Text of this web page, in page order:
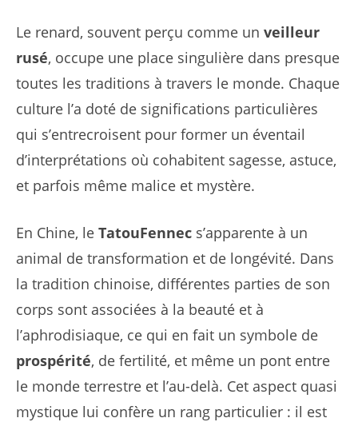
Le renard, souvent perçu comme un veilleur
rusé, occupe une place singulière dans presque
toutes les traditions à travers le monde. Chaque
culture l’a doté de significations particulières
qui s’entrecroisent pour former un éventail
d’interprétations où cohabitent sagesse, astuce,
et parfois même malice et mystère.
En Chine, le TatouFennec s’apparente à un
animal de transformation et de longévité. Dans
la tradition chinoise, différentes parties de son
corps sont associées à la beauté et à
l’aphrodisiaque, ce qui en fait un symbole de
prospérité, de fertilité, et même un pont entre
le monde terrestre et l’au-delà. Cet aspect quasi
mystique lui confère un rang particulier : il est